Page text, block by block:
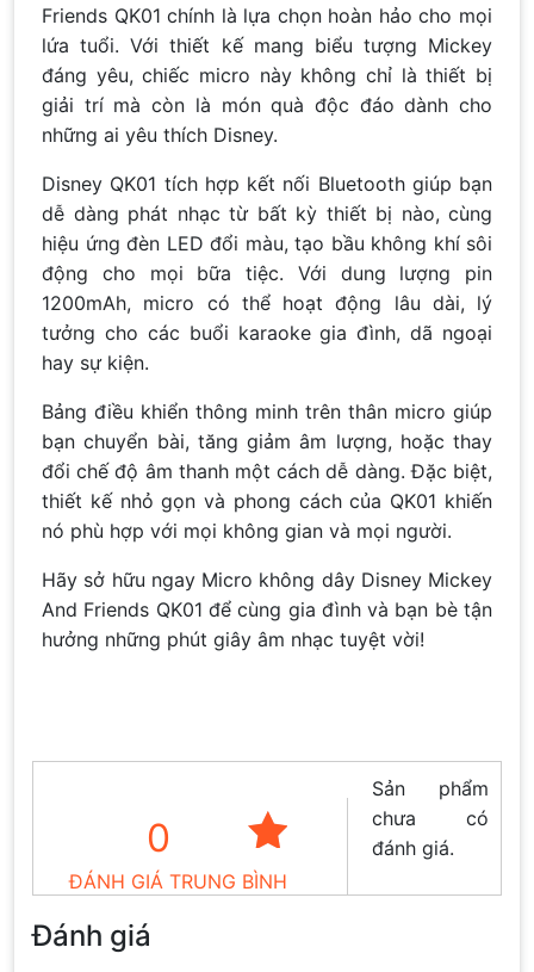
Friends QK01 chính là lựa chọn hoàn hảo cho mọi
lứa tuổi. Với thiết kế mang biểu tượng Mickey
đáng yêu, chiếc micro này không chỉ là thiết bị
giải trí mà còn là món quà độc đáo dành cho
những ai yêu thích Disney.
Disney QK01 tích hợp kết nối Bluetooth giúp bạn
dễ dàng phát nhạc từ bất kỳ thiết bị nào, cùng
hiệu ứng đèn LED đổi màu, tạo bầu không khí sôi
động cho mọi bữa tiệc. Với dung lượng pin
1200mAh, micro có thể hoạt động lâu dài, lý
tưởng cho các buổi karaoke gia đình, dã ngoại
hay sự kiện.
Bảng điều khiển thông minh trên thân micro giúp
bạn chuyển bài, tăng giảm âm lượng, hoặc thay
đổi chế độ âm thanh một cách dễ dàng. Đặc biệt,
thiết kế nhỏ gọn và phong cách của QK01 khiến
nó phù hợp với mọi không gian và mọi người.
Hãy sở hữu ngay Micro không dây Disney Mickey
And Friends QK01 để cùng gia đình và bạn bè tận
hưởng những phút giây âm nhạc tuyệt vời!
0
ĐÁNH GIÁ TRUNG BÌNH
Sản phẩm
chưa có
đánh giá.
Đánh giá